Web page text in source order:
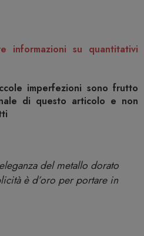
informazioni su quantitativi
imperfezioni sono frutto
di questo articolo e non
del metallo dorato
è d’oro per portare in